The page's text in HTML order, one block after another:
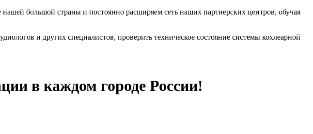
большой страны и постоянно расширяем сеть наших партнерских центров, обучая
и других специалистов, проверить техническое состояние системы кохлеарной
в каждом городе России!